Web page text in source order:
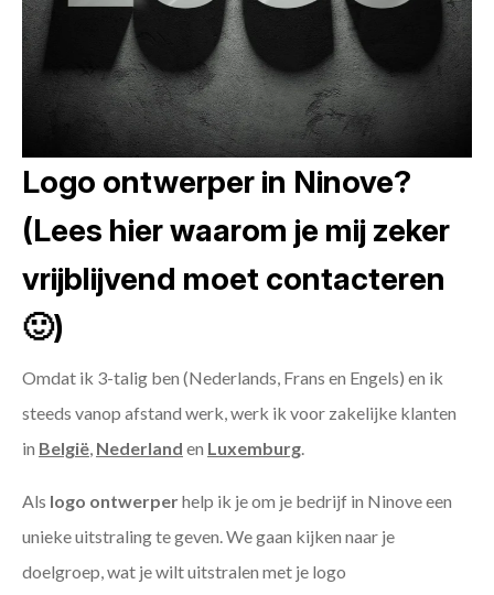
Logo ontwerper in Ninove?
(Lees hier waarom je mij zeker
vrijblijvend moet contacteren
🙂)
Omdat ik 3-talig ben (Nederlands, Frans en Engels) en ik
steeds vanop afstand werk, werk ik voor zakelijke klanten
in België, Nederland en Luxemburg.
Als logo ontwerperhelp ik je om je bedrijf in Ninove een
unieke uitstraling te geven. We gaan kijken naar je
doelgroep, wat je wilt uitstralen met je logo